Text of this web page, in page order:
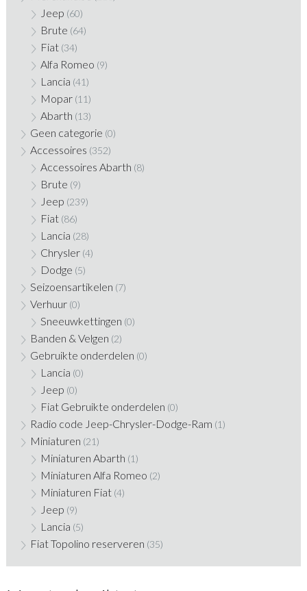
Jeep (60)
Brute (64)
Fiat (34)
Alfa Romeo (9)
Lancia (41)
Mopar (11)
Abarth (13)
Geen categorie (0)
Accessoires (352)
Accessoires Abarth (8)
Brute (9)
Jeep (239)
Fiat (86)
Lancia (28)
Chrysler (4)
Dodge (5)
Seizoensartikelen (7)
Verhuur (0)
Sneeuwkettingen (0)
Banden & Velgen (2)
Gebruikte onderdelen (0)
Lancia (0)
Jeep (0)
Fiat Gebruikte onderdelen (0)
Radio code Jeep-Chrysler-Dodge-Ram (1)
Miniaturen (21)
Miniaturen Abarth (1)
Miniaturen Alfa Romeo (2)
Miniaturen Fiat (4)
Jeep (9)
Lancia (5)
Fiat Topolino reserveren (35)